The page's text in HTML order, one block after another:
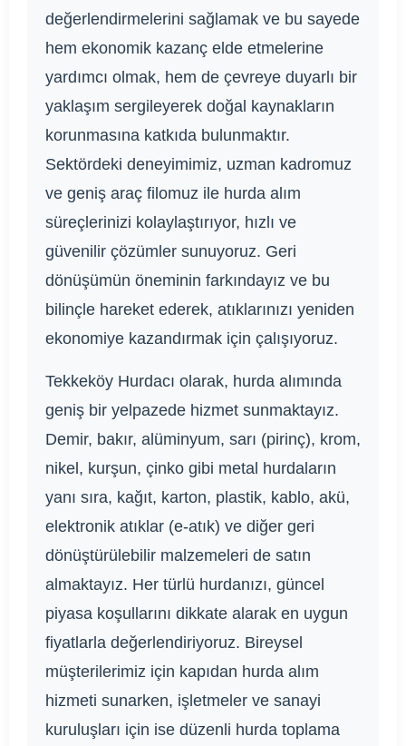
değerlendirmelerini sağlamak ve bu sayede
hem ekonomik kazanç elde etmelerine
yardımcı olmak, hem de çevreye duyarlı bir
yaklaşım sergileyerek doğal kaynakların
korunmasına katkıda bulunmaktır.
Sektördeki deneyimimiz, uzman kadromuz
ve geniş araç filomuz ile hurda alım
süreçlerinizi kolaylaştırıyor, hızlı ve
güvenilir çözümler sunuyoruz. Geri
dönüşümün öneminin farkındayız ve bu
bilinçle hareket ederek, atıklarınızı yeniden
ekonomiye kazandırmak için çalışıyoruz.
Tekkeköy Hurdacı olarak, hurda alımında
geniş bir yelpazede hizmet sunmaktayız.
Demir, bakır, alüminyum, sarı (pirinç), krom,
nikel, kurşun, çinko gibi metal hurdaların
yanı sıra, kağıt, karton, plastik, kablo, akü,
elektronik atıklar (e-atık) ve diğer geri
dönüştürülebilir malzemeleri de satın
almaktayız. Her türlü hurdanızı, güncel
piyasa koşullarını dikkate alarak en uygun
fiyatlarla değerlendiriyoruz. Bireysel
müşterilerimiz için kapıdan hurda alım
hizmeti sunarken, işletmeler ve sanayi
kuruluşları için ise düzenli hurda toplama